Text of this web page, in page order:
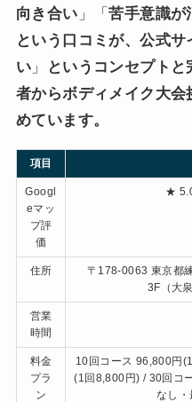
向き合い 」「苦手意識が
という口コミが、公式サ
い 」
というコンセプト
者からボディメイク大
めています。
項目
Googl
eマッ
プ評
価
★
住所
〒178-0063 東京都
3F（大
営業
時間
料金
プラ
ン
10回コース 96,800円
(1回8,800円) / 30回コ
なし